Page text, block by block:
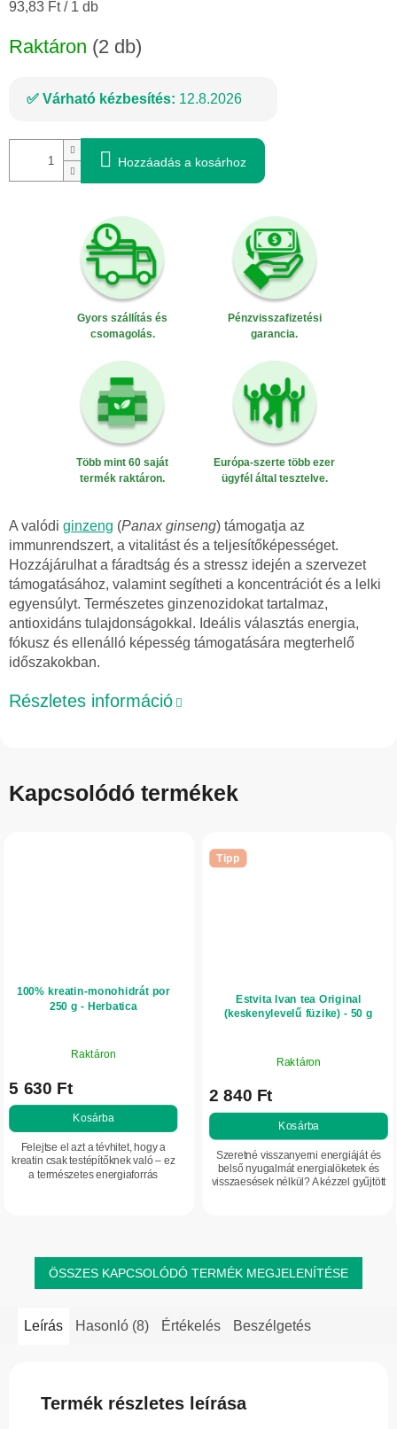
Egységár:
93,83 Ft / 1 db
Raktáron (2 db)
Várható kézbesítés: 12.8.2026
Hozzáadás a kosárhoz
Gyors szállítás és
csomagolás.
Pénzvisszafizetési
garancia.
Több mint 60 saját
termék raktáron.
Európa-szerte több ezer
ügyfél által tesztelve.
A valódi ginzeng (Panax ginseng) támogatja az
immunrendszert, a vitalitást és a teljesítőképességet.
Hozzájárulhat a fáradtság és a stressz idején a szervezet
támogatásához, valamint segítheti a koncentrációt és a lelki
egyensúlyt. Természetes ginzenozidokat tartalmaz,
antioxidáns tulajdonságokkal. Ideális választás energia,
fókusz és ellenálló képesség támogatására megterhelő
időszakokban.
Részletes információ
Kapcsolódó termékek
100% kreatin-monohidrát por
250 g - Herbatica
Raktáron
5 630 Ft
Kosárba
Felejtse el azt a tévhitet, hogy a
kreatin csak testépítőknek való – ez
a természetes energiaforrás
Tipp
Estvita Ivan tea Original
(keskenylevelű füzike) - 50 g
Raktáron
2 840 Ft
Kosárba
Szeretné visszanyerni energiáját és
belső nyugalmát energialöketek és
visszaesések nélkül? A kézzel gyűjtött
ÖSSZES KAPCSOLÓDÓ TERMÉK MEGJELENÍTÉSE
Leírás Hasonló (8) Értékelés Beszélgetés
Termék részletes leírása